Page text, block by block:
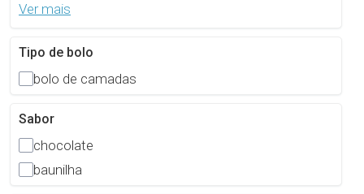
Ver mais
Tipo de bolo
bolo de camadas
Sabor
chocolate
baunilha